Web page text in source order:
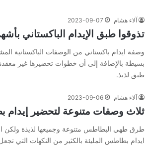
آلاء هشام 2023-09-07
تذوقوا طبق الإيدام الباكستاني
وصفة ايدام باكستاني من الوصفات الباكستانية
بسيطة بالإضافة إلى أن خطوات تحضيرها غير
طبق لذيذ.
آلاء هشام 2023-09-06
ثلاث وصفات متنوعة لتحضير
طرق طهي البطاطس متنوعة وجميعها لذيذة ولكن
ايدام بطاطس المليئة بالكثير من النكهات التي